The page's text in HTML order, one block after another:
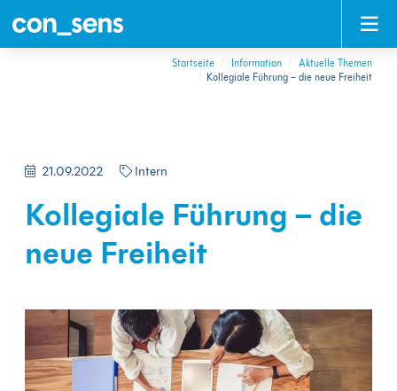
zum
Inhalt
zum
Hauptmenu
zur
Suche
zum
Footer
Startseite Information
Aktuelle Themen
Kollegiale Führung – die neue Freiheit
21.09.2022 Intern
Kollegiale Führung – die
neue Freiheit